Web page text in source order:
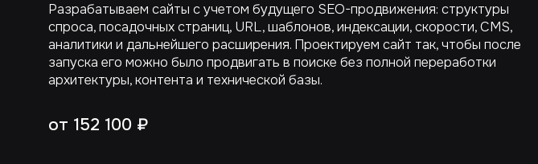
Разрабатываем сайты с учетом будущего SEO-продвижения: структуры
спроса, посадочных страниц, URL, шаблонов, индексации, скорости, CMS,
аналитики и дальнейшего расширения. Проектируем сайт так, чтобы после
запуска его можно было продвигать в поиске без полной переработки
архитектуры, контента и технической базы.
от 152 100 ₽